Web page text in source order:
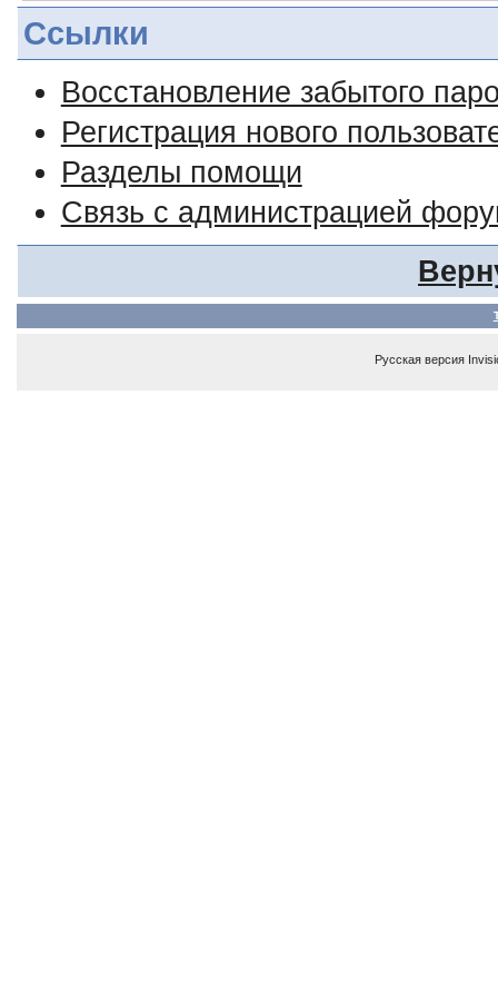
Ссылки
Восстановление забытого
Регистрация нового
Разделы помощи
Связь с администрацией
Русская версия